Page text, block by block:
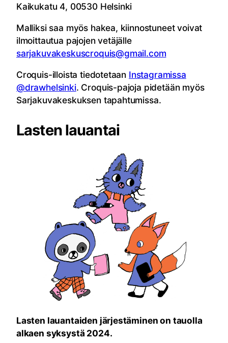
Kaikukatu 4, 00530 Helsinki
Malliksi saa myös hakea, kiinnostuneet voivat
ilmoittautua pajojen vetäjälle
sarjakuvakeskuscroquis@gmail.com
Croquis-illoista tiedotetaan Instagramissa
@drawhelsinki. Croquis-pajoja pidetään myös
Sarjakuvakeskuksen tapahtumissa.
Lasten lauantai
Lasten lauantaiden järjestäminen on tauolla
alkaen syksystä 2024.